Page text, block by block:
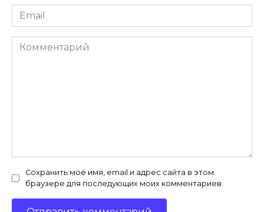
Email
*
Комментарий
Сохранить моё имя, email и адрес сайта в этом
браузере для последующих моих комментариев.